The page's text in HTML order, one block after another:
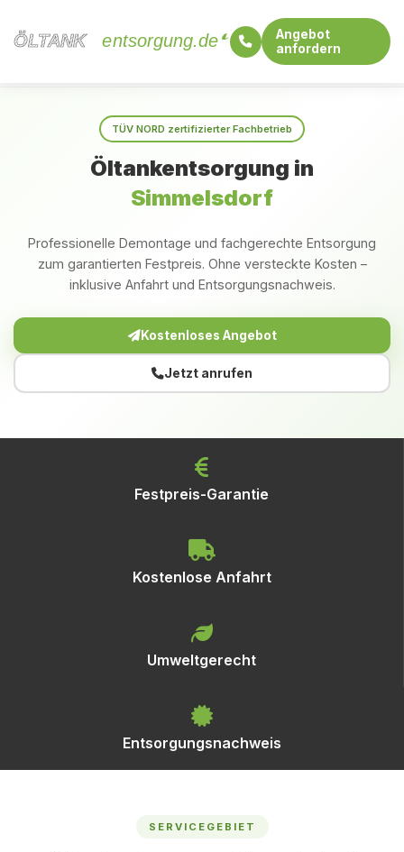
ÖLTANK
ÖLTANK entsorgung.de
Angebot
anfordern
TÜV NORD zertifizierter Fachbetrieb
Öltankentsorgung in
Simmelsdorf
Professionelle Demontage und fachgerechte Entsorgung
zum garantierten Festpreis. Ohne versteckte Kosten –
inklusive Anfahrt und Entsorgungsnachweis.
Kostenloses Angebot
Jetzt anrufen
Festpreis-Garantie
Kostenlose Anfahrt
Umweltgerecht
Entsorgungsnachweis
SERVICEGEBIET